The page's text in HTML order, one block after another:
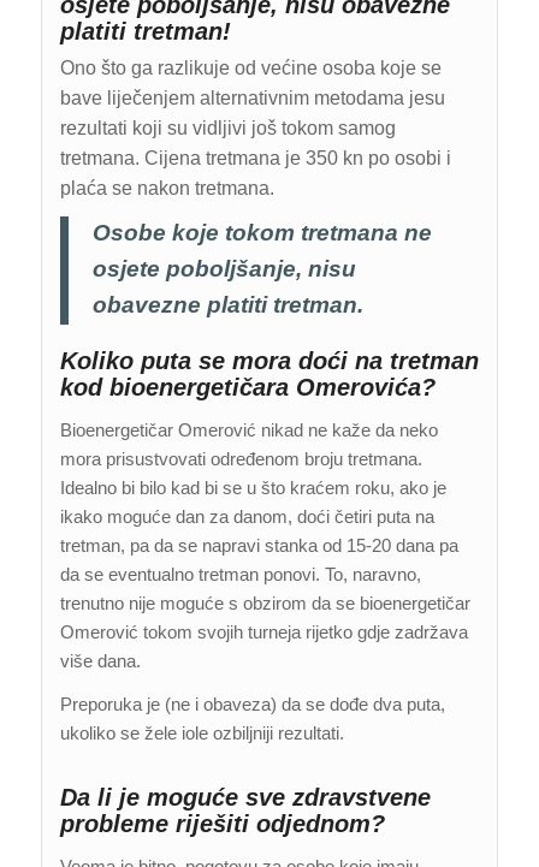
platiti tretman!
Ono što ga razlikuje od većine osoba koje se
bave liječenjem alternativnim metodama jesu
rezultati koji su vidljivi još tokom samog
tretmana. Cijena tretmana je 350 kn po osobi i
plaća se nakon tretmana.
Osobe koje tokom tretmana ne
osjete poboljšanje, nisu
obavezne platiti tretman.
Koliko puta se mora doći na tretman
kod bioenergetičara Omerovića?
Bioenergetičar Omerović nikad ne kaže da neko
mora prisustvovati određenom broju tretmana.
Idealno bi bilo kad bi se u što kraćem roku, ako je
ikako moguće dan za danom, doći četiri puta na
tretman, pa da se napravi stanka od 15-20 dana pa
da se eventualno tretman ponovi. To, naravno,
trenutno nije moguće s obzirom da se bioenergetičar
Omerović tokom svojih turneja rijetko gdje zadržava
više dana.
Preporuka je (ne i obaveza) da se dođe dva puta,
ukoliko se žele iole ozbiljniji rezultati.
Da li je moguće sve zdravstvene
probleme riješiti odjednom?